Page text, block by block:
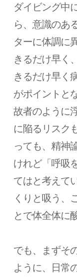
ダイビング中
ら、意識のあ
ターに体調に
きるだけ早く
きるだけ早く
がポイントと
故者のように
に陥るリスク
っても、精神
けれど「呼吸
てはと考えて
くりと吸う、
とで体全体に
でも、まずそ
ように、日常